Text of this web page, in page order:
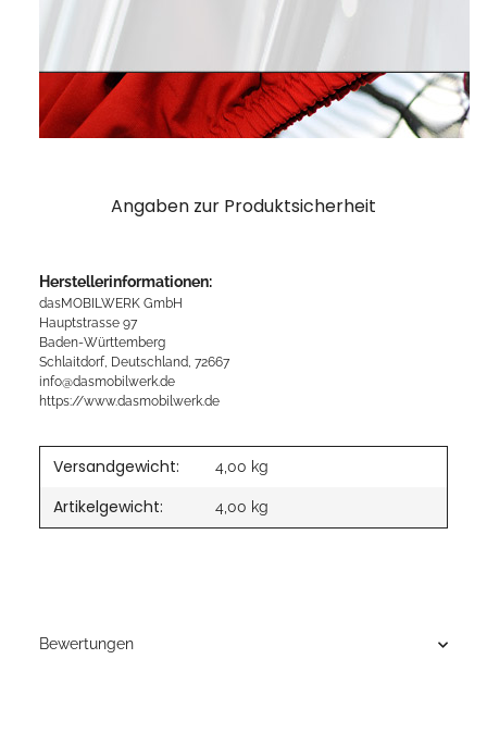
Angaben zur Produktsicherheit
Herstellerinformationen:
dasMOBILWERK GmbH
Hauptstrasse 97
Baden-Württemberg
Schlaitdorf, Deutschland, 72667
info@dasmobilwerk.de
https://www.dasmobilwerk.de
Versandgewicht: 4,00 kg
Artikelgewicht: 4,00 kg
Bewertungen